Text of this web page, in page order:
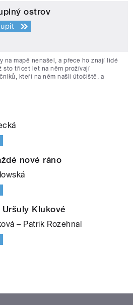
ostrov
na mapě nenašel, a přece ho znají lidé
sto třicet let na něm prožívají
kteří na něm našli útočiště, a
nové ráno
Klukové
– Patrik Rozehnal